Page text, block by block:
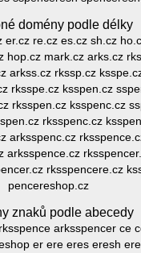
domény podle délky
re.cz es.cz sh.cz
mark.cz arks.cz
arkss.cz rkssp.cz
rksspe.cz ksspen.cz
rksspen.cz ksspenc.cz
rksspenc.cz
arksspenc.cz
rksspencere.cz
pencereshop.cz
znaků podle abecedy
arksspencer ce
er ere eres eresh